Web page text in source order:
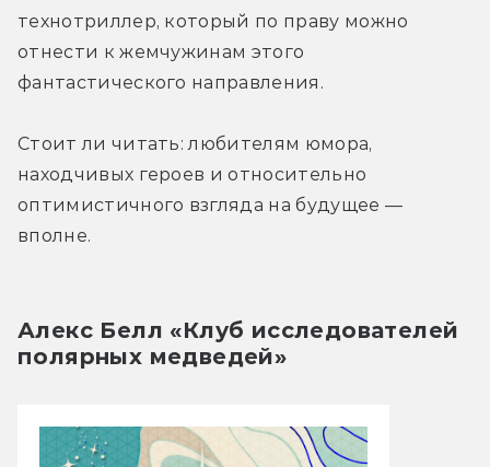
технотриллер, который по праву можно
отнести к жемчужинам этого
фантастического направления.
Стоит ли читать: любителям юмора,
находчивых героев и относительно
оптимистичного взгляда на будущее —
вполне.
Алекс Белл «Клуб исследователей
полярных медведей»